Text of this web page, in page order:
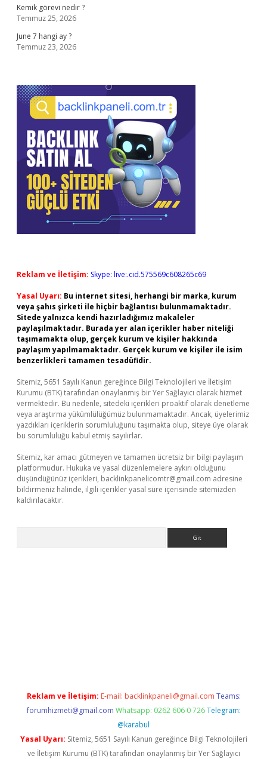
Kemik görevi nedir ?
Temmuz 25, 2026
June 7 hangi ay ?
Temmuz 23, 2026
Reklam ve İletişim: Skype: live:.cid.575569c608265c69
Yasal Uyarı: Bu internet sitesi, herhangi bir marka, kurum
veya şahıs şirketi ile hiçbir bağlantısı bulunmamaktadır.
Sitede yalnızca kendi hazırladığımız makaleler
paylaşılmaktadır. Burada yer alan içerikler haber niteliği
taşımamakta olup, gerçek kurum ve kişiler hakkında
paylaşım yapılmamaktadır. Gerçek kurum ve kişiler ile isim
benzerlikleri tamamen tesadüfidir.
Sitemiz, 5651 Sayılı Kanun gereğince Bilgi Teknolojileri ve İletişim
Kurumu (BTK) tarafından onaylanmış bir Yer Sağlayıcı olarak hizmet
vermektedir. Bu nedenle, sitedeki içerikleri proaktif olarak denetleme
veya araştırma yükümlülüğümüz bulunmamaktadır. Ancak, üyelerimiz
yazdıkları içeriklerin sorumluluğunu taşımakta olup, siteye üye olarak
bu sorumluluğu kabul etmiş sayılırlar.
Sitemiz, kar amacı gütmeyen ve tamamen ücretsiz bir bilgi paylaşım
platformudur. Hukuka ve yasal düzenlemelere aykırı olduğunu
düşündüğünüz içerikleri, backlinkpanelicomtr@gmail.com adresine
bildirmeniz halinde, ilgili içerikler yasal süre içerisinde sitemizden
kaldırılacaktır.
Reklam ve İletişim: E-mail: backlinkpaneli@gmail.com Teams:
forumhizmeti@gmail.com Whatsapp: 0262 606 0 726 Telegram:
@karabul
Yasal Uyarı: Sitemiz, 5651 Sayılı Kanun gereğince Bilgi Teknolojileri
ve İletişim Kurumu (BTK) tarafından onaylanmış bir Yer Sağlayıcı